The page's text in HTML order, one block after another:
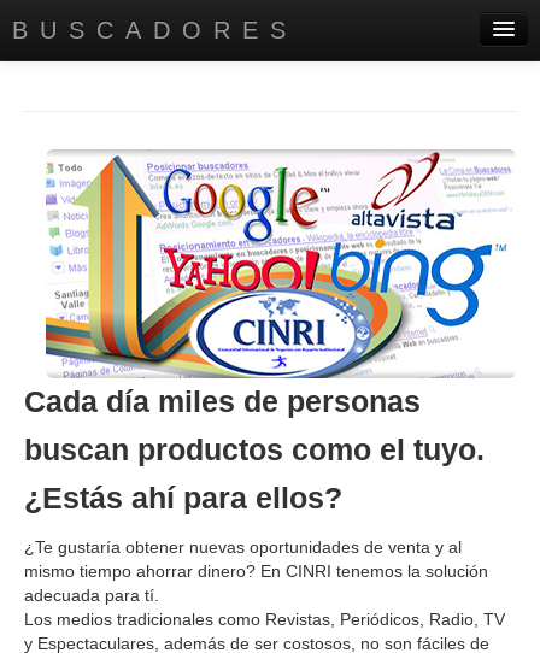
BUSCADORES
SERVICIOS
AYUDA A INSTITUTOS
CONTÁCTANOS
CONÓCENOS
Cada día miles de personas
buscan productos como el tuyo.
¿Estás ahí para ellos?
¿Te gustaría obtener nuevas oportunidades de venta y al
mismo tiempo ahorrar dinero? En CINRI tenemos la solución
adecuada para tí.
Los medios tradicionales como Revistas, Periódicos, Radio, TV
y Espectaculares, además de ser costosos, no son fáciles de